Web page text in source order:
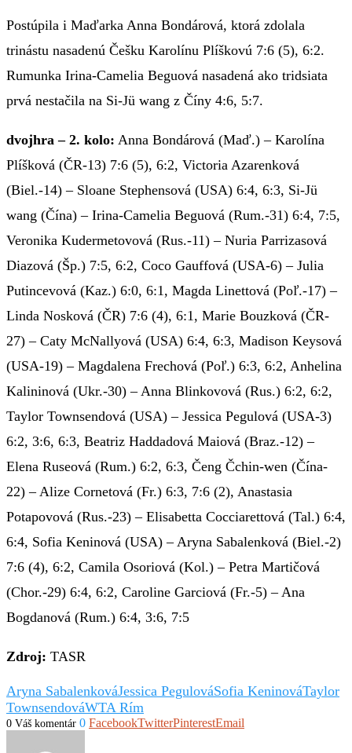
Postúpila i Maďarka Anna Bondárová, ktorá zdolala
trinástu nasadenú Češku Karolínu Plíškovú 7:6 (5), 6:2.
Rumunka Irina-Camelia Beguová nasadená ako tridsiata
prvá nestačila na Si-Jü wang z Číny 4:6, 5:7.
dvojhra – 2. kolo: Anna Bondárová (Maď.) – Karolína
Plíšková (ČR-13) 7:6 (5), 6:2, Victoria Azarenková
(Biel.-14) – Sloane Stephensová (USA) 6:4, 6:3, Si-Jü
wang (Čína) – Irina-Camelia Beguová (Rum.-31) 6:4, 7:5,
Veronika Kudermetovová (Rus.-11) – Nuria Parrizasová
Diazová (Šp.) 7:5, 6:2, Coco Gauffová (USA-6) – Julia
Putincevová (Kaz.) 6:0, 6:1, Magda Linettová (Poľ.-17) –
Linda Nosková (ČR) 7:6 (4), 6:1, Marie Bouzková (ČR-
27) – Caty McNallyová (USA) 6:4, 6:3, Madison Keysová
(USA-19) – Magdalena Frechová (Poľ.) 6:3, 6:2, Anhelina
Kalininová (Ukr.-30) – Anna Blinkovová (Rus.) 6:2, 6:2,
Taylor Townsendová (USA) – Jessica Pegulová (USA-3)
6:2, 3:6, 6:3, Beatriz Haddadová Maiová (Braz.-12) –
Elena Ruseová (Rum.) 6:2, 6:3, Čeng Čchin-wen (Čína-
22) – Alize Cornetová (Fr.) 6:3, 7:6 (2), Anastasia
Potapovová (Rus.-23) – Elisabetta Cocciarettová (Tal.) 6:4,
6:4, Sofia Keninová (USA) – Aryna Sabalenková (Biel.-2)
7:6 (4), 6:2, Camila Osoriová (Kol.) – Petra Martičová
(Chor.-29) 6:4, 6:2, Caroline Garciová (Fr.-5) – Ana
Bogdanová (Rum.) 6:4, 3:6, 7:5
Zdroj: TASR
Aryna SabalenkováJessica PegulováSofia KeninováTaylor
TownsendováWTA Rím
0 Váš komentár 0 FacebookTwitterPinterestEmail